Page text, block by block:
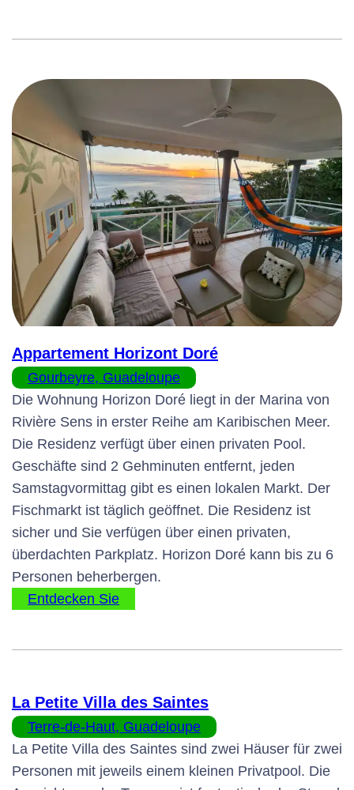
Appartement Horizont Doré
Gourbeyre, Guadeloupe
Die Wohnung Horizon Doré liegt in der Marina von
Rivière Sens in erster Reihe am Karibischen Meer.
Die Residenz verfügt über einen privaten Pool.
Geschäfte sind 2 Gehminuten entfernt, jeden
Samstagvormittag gibt es einen lokalen Markt. Der
Fischmarkt ist täglich geöffnet. Die Residenz ist
sicher und Sie verfügen über einen privaten,
überdachten Parkplatz. Horizon Doré kann bis zu 6
Personen beherbergen.
Entdecken Sie
La Petite Villa des Saintes
Terre-de-Haut, Guadeloupe
La Petite Villa des Saintes sind zwei Häuser für zwei
Personen mit jeweils einem kleinen Privatpool. Die